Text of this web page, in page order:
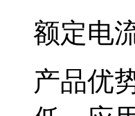
额定电
产品优